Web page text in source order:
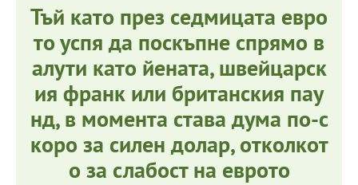
Тъй като през седмицата евро
то успя да поскъпне спрямо в
алути като йената, швейцарск
ия франк или британския пау
нд, в момента става дума по-с
коро за силен долар, отколкот
о за слабост на еврото